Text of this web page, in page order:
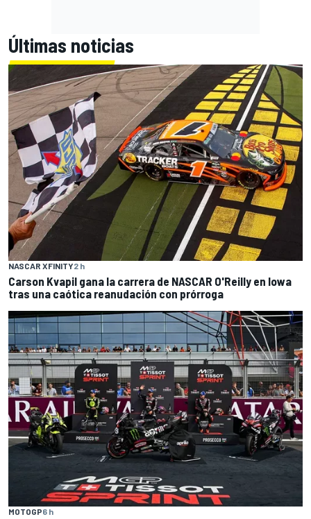
Últimas noticias
NASCAR XFINITY2 h
Carson Kvapil gana la carrera de NASCAR O'Reilly en Iowa
tras una caótica reanudación con prórroga
MOTOGP6 h